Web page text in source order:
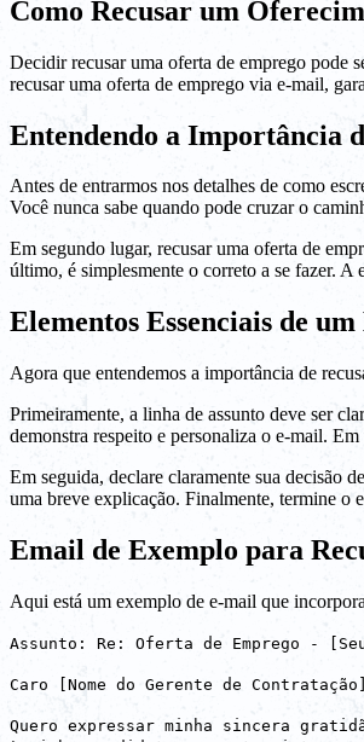
Como Recusar um
Decidir recusar uma oferta de emprego pode
recusar uma oferta de emprego via e-mail,
Entendendo a Importância
Antes de entrarmos nos detalhes de como
Você nunca sabe quando pode cruzar o
Em segundo lugar, recusar uma oferta de
último, é simplesmente o correto a se fazer. A
Elementos Essenciais de
Agora que entendemos a importância de
Primeiramente, a linha de assunto deve ser
demonstra respeito e personaliza o e-mail.
Em seguida, declare claramente sua decisão
uma breve explicação. Finalmente, termine o
Email de Exemplo para
Aqui está um exemplo de e-mail que
Assunto: Re: Oferta de Emprego - [Seu
Caro [Nome do Gerente de
Quero expressar minha sincera